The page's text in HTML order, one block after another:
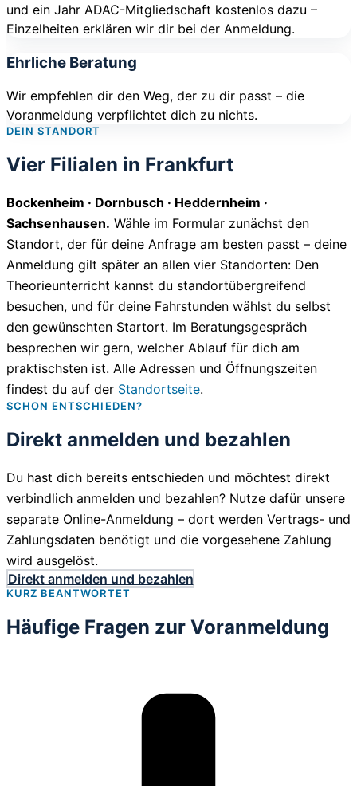
und ein Jahr ADAC-Mitgliedschaft kostenlos dazu –
Einzelheiten erklären wir dir bei der Anmeldung.
Ehrliche Beratung
Wir empfehlen dir den Weg, der zu dir passt – die
Voranmeldung verpflichtet dich zu nichts.
DEIN STANDORT
Vier Filialen in Frankfurt
Bockenheim · Dornbusch · Heddernheim ·
Sachsenhausen. Wähle im Formular zunächst den
Standort, der für deine Anfrage am besten passt – deine
Anmeldung gilt später an allen vier Standorten: Den
Theorieunterricht kannst du standortübergreifend
besuchen, und für deine Fahrstunden wählst du selbst
den gewünschten Startort. Im Beratungsgespräch
besprechen wir gern, welcher Ablauf für dich am
praktischsten ist. Alle Adressen und Öffnungszeiten
findest du auf der Standortseite.
SCHON ENTSCHIEDEN?
Direkt anmelden und bezahlen
Du hast dich bereits entschieden und möchtest direkt
verbindlich anmelden und bezahlen? Nutze dafür unsere
separate Online-Anmeldung – dort werden Vertrags- und
Zahlungsdaten benötigt und die vorgesehene Zahlung
wird ausgelöst.
Direkt anmelden und bezahlen
KURZ BEANTWORTET
Häufige Fragen zur Voranmeldung